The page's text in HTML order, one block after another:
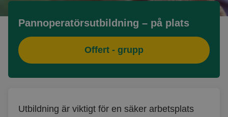
Utbildning är viktigt för en säker arbetsplats
Pannoperatörsutbildning – på plats
Offert - grupp